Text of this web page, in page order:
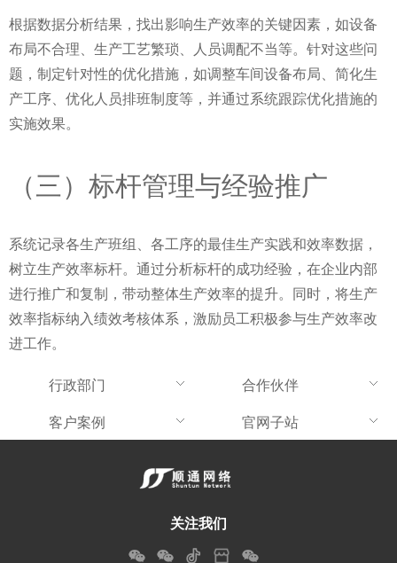
根据数据分析结果，找出影响生产效率的关键因素，如设备
布局不合理、生产工艺繁琐、人员调配不当等。针对这些问
题，制定针对性的优化措施，如调整车间设备布局、简化生
产工序、优化人员排班制度等，并通过系统跟踪优化措施的
实施效果。
（三）标杆管理与经验推广
系统记录各生产班组、各工序的最佳生产实践和效率数据，
树立生产效率标杆。通过分析标杆的成功经验，在企业内部
进行推广和复制，带动整体生产效率的提升。同时，将生产
效率指标纳入绩效考核体系，激励员工积极参与生产效率改
进工作。
行政部门
合作伙伴
客户案例
官网子站
关注我们